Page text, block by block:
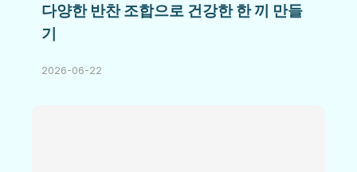
다양한 반찬 조합으로 건강한 한 끼 만들
기
2026-06-22